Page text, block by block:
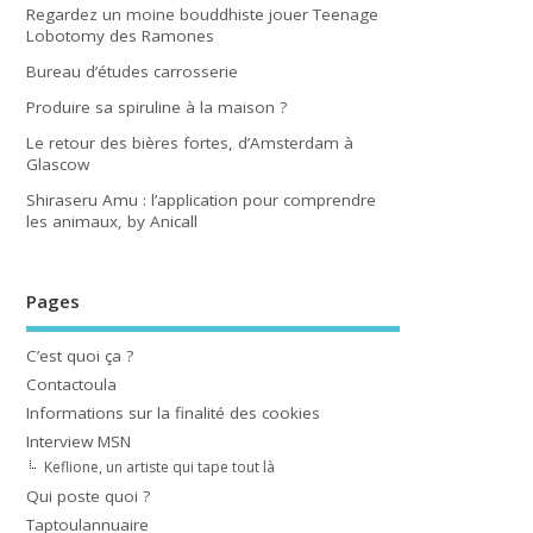
Regardez un moine bouddhiste jouer Teenage
Lobotomy des Ramones
Bureau d’études carrosserie
Produire sa spiruline à la maison ?
Le retour des bières fortes, d’Amsterdam à
Glascow
Shiraseru Amu : l’application pour comprendre
les animaux, by Anicall
Pages
C’est quoi ça ?
Contactoula
Informations sur la finalité des cookies
Interview MSN
Keflione, un artiste qui tape tout là
Qui poste quoi ?
Taptoulannuaire